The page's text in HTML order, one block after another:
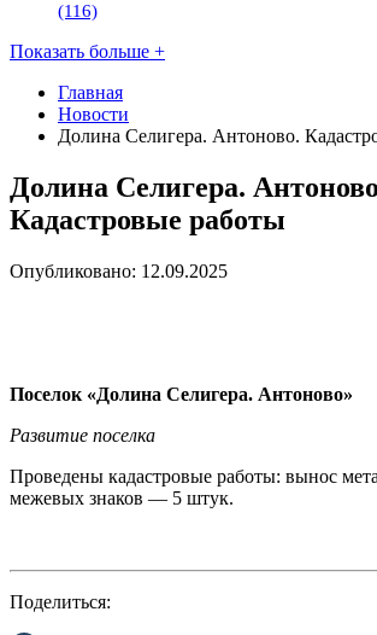
(116)
Показать больше +
Главная
Новости
Долина Селигера. Антоново.
Долина Селигера.
Кадастровые работы
Опубликовано: 12.09.2025
Поселок «Долина Селигера. Антоново»
Развитие поселка
Проведены кадастровые работы: вынос
межевых знаков — 5 штук.
Поделиться: